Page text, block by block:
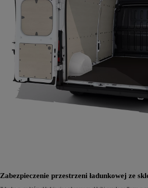
Zabezpieczenie przestrzeni ładunkowej ze